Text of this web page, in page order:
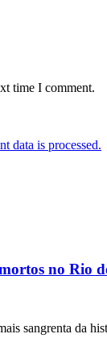
time I comment.
data is processed.
no Rio
sangrenta da